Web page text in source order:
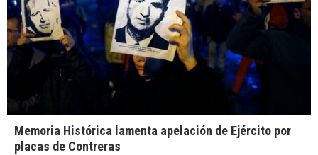
Memoria Histórica lamenta apelación de Ejército por
placas de Contreras